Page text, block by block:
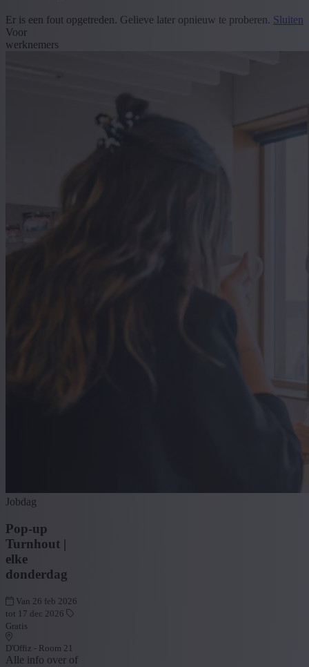
Er is een fout opgetreden. Gelieve later opnieuw te proberen. Sluiten
Voor
werknemers
Jobdag
Pop-up
Turnhout |
elke
donderdag
Van 26 feb 2026
tot 17 dec 2026
Gratis
D'Offiz - Room 21
Alle info over of